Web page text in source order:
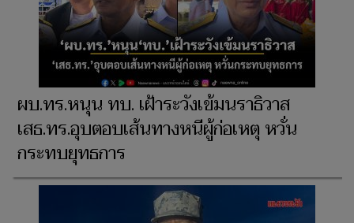
ผบ.ทร.หนุน ทบ. เฝ้าระวังเข้มนราธิวาส
เสธ.ทร.อุบตอบเส้นทางหนีผู้ก่อเหตุ หวั่น
กระทบยุทธการ